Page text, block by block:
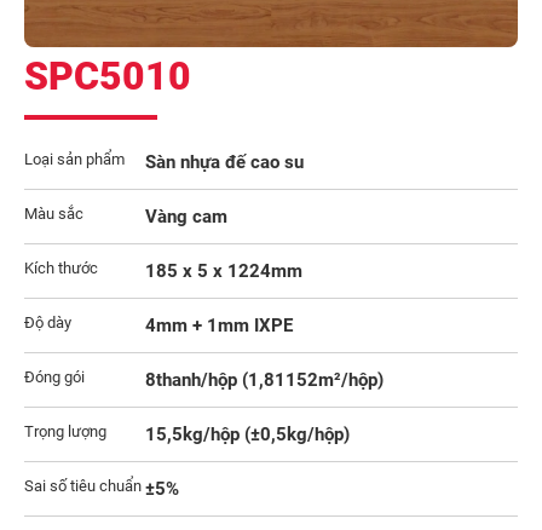
SPC5010
Loại sản phẩm Sàn nhựa đế cao su
Màu sắc Vàng cam
Kích thước 185 x 5 x 1224mm
Độ dày 4mm + 1mm IXPE
Đóng gói 8thanh/hộp (1,81152m²/hộp)
Trọng lượng 15,5kg/hộp (±0,5kg/hộp)
Sai số tiêu chuẩn ±5%